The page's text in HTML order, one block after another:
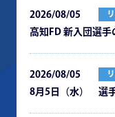
2026/08/05
⾼知FD 新⼊団選⼿
2026/08/05
8月5日（水） 選